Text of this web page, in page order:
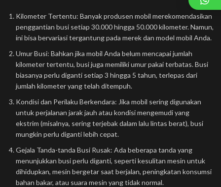
Kilometer Tertentu: Banyak produsen mobil merekomendasikan
penggantian busi setiap 30.000 hingga 50.000 kilometer. Namun,
ini bisa bervariasi tergantung pada merek dan model mobil Anda.
Umur Busi: Bahkan jika mobil Anda belum mencapai jumlah
kilometer tertentu, busi juga memiliki umur pakai terbatas. Busi
biasanya perlu diganti setiap 3 hingga 5 tahun, terlepas dari
jumlah kilometer yang telah ditempuh.
Kondisi dan Perilaku Berkendara: Jika mobil sering digunakan
untuk perjalanan jarak jauh atau kondisi mengemudi yang
ekstrim (misalnya, sering terjebak dalam lalu lintas berat), busi
mungkin perlu diganti lebih cepat.
Gejala Tanda-tanda Busi Rusak: Ada beberapa tanda yang
menunjukkan busi perlu diganti, seperti kesulitan mesin untuk
dihidupkan, mesin bergetar saat berjalan, peningkatan konsumsi
bahan bakar, atau suara mesin yang tidak normal.